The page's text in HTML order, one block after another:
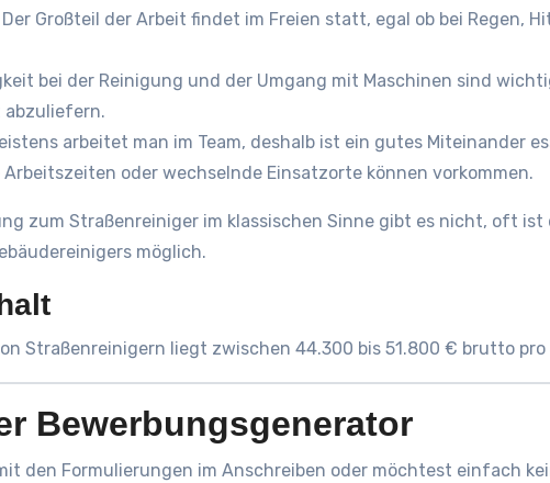
Der Großteil der Arbeit findet im Freien statt, egal ob bei Regen,
bei der Reinigung und der Umgang mit Maschinen sind
abzuliefern.
arbeitet man im Team, deshalb ist ein gutes Miteinander
Arbeitszeiten oder wechselnde Einsatzorte können vorkommen.
zum Straßenreiniger im klassischen Sinne gibt es nicht, oft ist
möglich.
Straßenreinigern liegt zwischen 44.300 bis 51.800 € brutto pro
Bewerbungsgenerator
den Formulierungen im Anschreiben oder möchtest einfach